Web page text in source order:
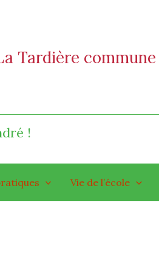
Tardière commune
!
Vie de l’école